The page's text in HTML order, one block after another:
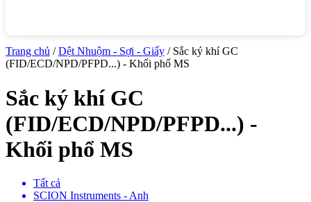
Trang chủ /Dệt Nhuộm - Sợi - Giấy / Sắc ký khí GC
(FID/ECD/NPD/PFPD...) - Khối phổ MS
Sắc ký khí GC
(FID/ECD/NPD/PFPD...) -
Khối phổ MS
Tất cả
SCION Instruments - Anh